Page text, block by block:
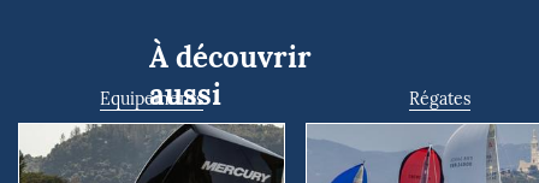
À découvrir
aussi
Equipements Régates